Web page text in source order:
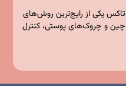
سال ۱۴۰۵ تزریق بوتاکس یکی از رایج‌ترین روش‌های
چین و چروک‌های پوستی، کنترل